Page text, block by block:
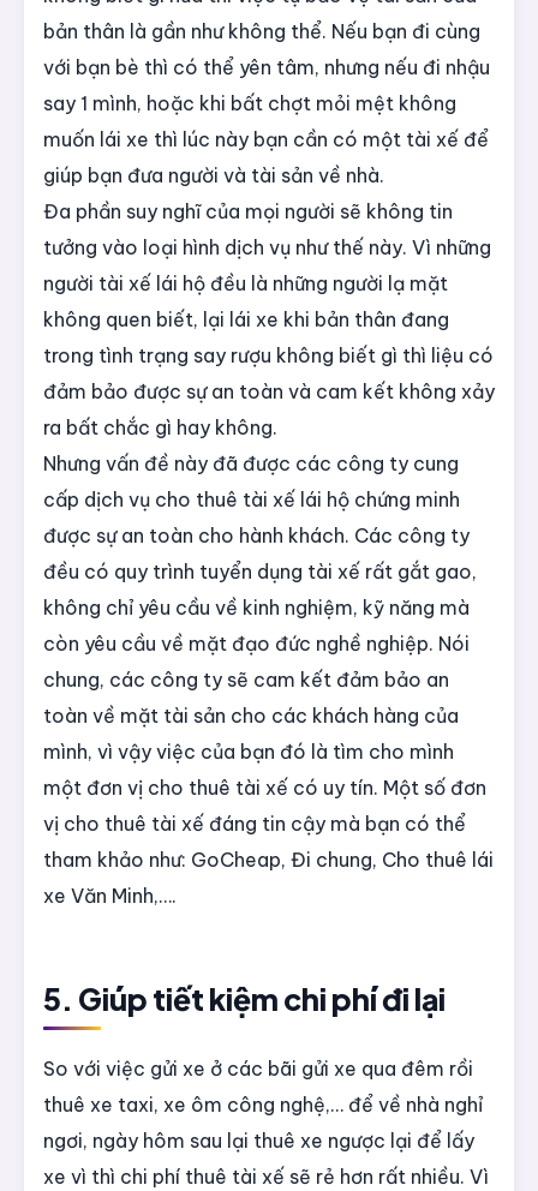
bản thân là gần như không thể. Nếu bạn đi cùng
với bạn bè thì có thể yên tâm, nhưng nếu đi nhậu
say 1 mình, hoặc khi bất chợt mỏi mệt không
muốn lái xe thì lúc này bạn cần có một tài xế để
giúp bạn đưa người và tài sản về nhà.
Đa phần suy nghĩ của mọi người sẽ không tin
tưởng vào loại hình dịch vụ như thế này. Vì những
người tài xế lái hộ đều là những người lạ mặt
không quen biết, lại lái xe khi bản thân đang
trong tình trạng say rượu không biết gì thì liệu có
đảm bảo được sự an toàn và cam kết không xảy
ra bất chắc gì hay không.
Nhưng vấn đề này đã được các công ty cung
cấp dịch vụ cho thuê tài xế lái hộ chứng minh
được sự an toàn cho hành khách. Các công ty
đều có quy trình tuyển dụng tài xế rất gắt gao,
không chỉ yêu cầu về kinh nghiệm, kỹ năng mà
còn yêu cầu về mặt đạo đức nghề nghiệp. Nói
chung, các công ty sẽ cam kết đảm bảo an
toàn về mặt tài sản cho các khách hàng của
mình, vì vậy việc của bạn đó là tìm cho mình
một đơn vị cho thuê tài xế có uy tín. Một số đơn
vị cho thuê tài xế đáng tin cậy mà bạn có thể
tham khảo như: GoCheap, Đi chung, Cho thuê lái
xe Văn Minh,….
5. Giúp tiết kiệm chi phí đi lại
So với việc gửi xe ở các bãi gửi xe qua đêm rồi
thuê xe taxi, xe ôm công nghệ,… để về nhà nghỉ
ngơi, ngày hôm sau lại thuê xe ngược lại để lấy
xe vì thì chi phí thuê tài xế sẽ rẻ hơn rất nhiều. Vì